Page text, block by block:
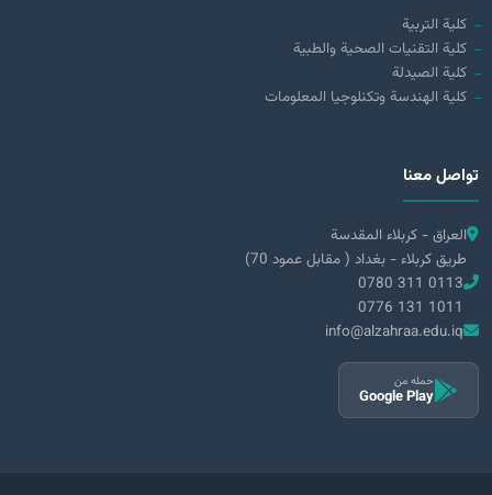
كلية التربية
كلية التقنيات الصحية والطبية
كلية الصيدلة
كلية الهندسة وتكنلوجيا المعلومات
تواصل معنا
العراق - كربلاء المقدسة
طريق كربلاء - بغداد ( مقابل عمود 70)
0780 311 0113
0776 131 1011
info@alzahraa.edu.iq
حمله من
Google Play